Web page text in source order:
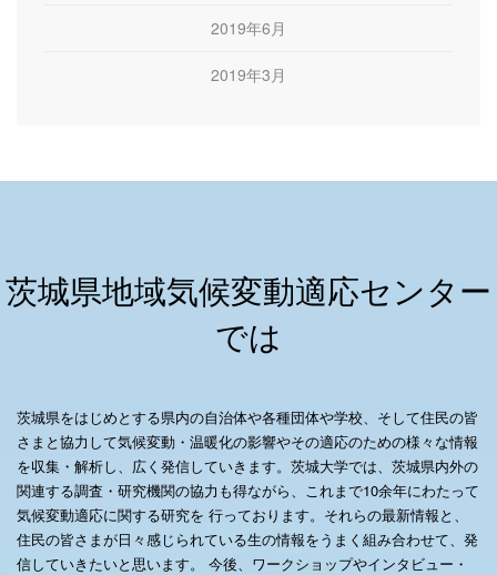
2019年6月
2019年3月
茨城県地域気候変動適応センター
では
茨城県をはじめとする県内の自治体や各種団体や学校、そして住民の皆
さまと協力して気候変動・温暖化の影響やその適応のための様々な情報
を収集・解析し、広く発信していきます。茨城大学では、茨城県内外の
関連する調査・研究機関の協力も得ながら、これまで10余年にわたって
気候変動適応に関する研究を 行っております。それらの最新情報と、
住民の皆さまが日々感じられている生の情報をうまく組み合わせて、発
信していきたいと思います。 今後、ワークショップやインタビュー・